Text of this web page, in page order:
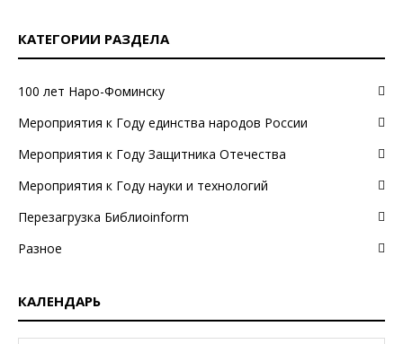
КАТЕГОРИИ РАЗДЕЛА
100 лет Наро-Фоминску
Мероприятия к Году единства народов России
Мероприятия к Году Защитника Отечества
Мероприятия к Году науки и технологий
Перезагрузка Библиоinform
Разное
КАЛЕНДАРЬ